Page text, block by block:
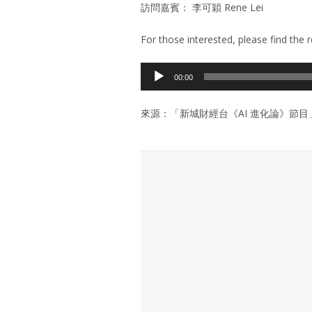
訪問嘉賓： 李可穎 Rene Lei
For those interested, please find the
Audio
Player
00:00
來源：「新城財經台《AI 進化論》節目」